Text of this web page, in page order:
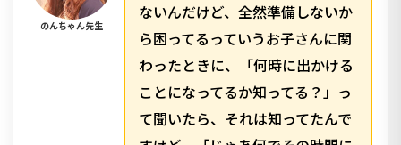
のんちゃん先生
ないんだけど、全然準備しないか
ら困ってるっていうお子さんに関
わったときに、「何時に出かける
ことになってるか知ってる？」っ
て聞いたら、それは知ってたんで